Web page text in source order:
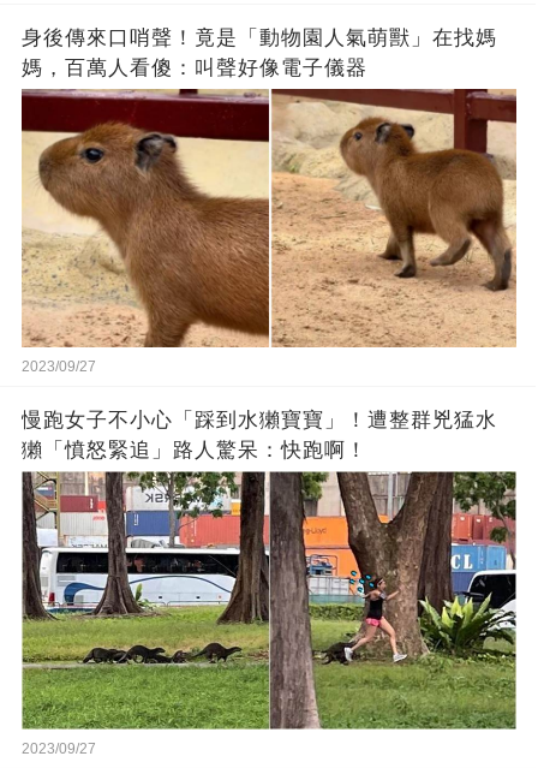
身後傳來口哨聲！竟是「動物園人氣萌獸」在找媽
媽，百萬人看傻：叫聲好像電子儀器
2023/09/27
慢跑女子不小心「踩到水獺寶寶」！遭整群兇猛水
獺「憤怒緊追」路人驚呆：快跑啊！
2023/09/27